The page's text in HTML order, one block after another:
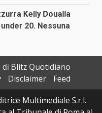
Kelly Doualla
20. Nessuna
di Blitz Quotidiano
Disclaimer
Feed
Multimediale S.r.l.